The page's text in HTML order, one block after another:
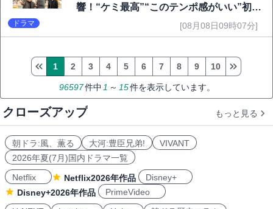
響！“ケミ最高”“このテンポ感がいい”初回
ドラマ [08月08日09時07分]
96597件中 1 ～ 15件を表示しています。
1 2 3 4 5 6 7 8 9 10
クローズアップ もっと見る
朝ドラ:風、薫る 大河:豊臣兄弟!
VIVANT
2026年夏(7月)国内ドラマ一覧
Netflix
Netflix2026年作品
Disney+
Disney+2026年作品
PrimeVideo